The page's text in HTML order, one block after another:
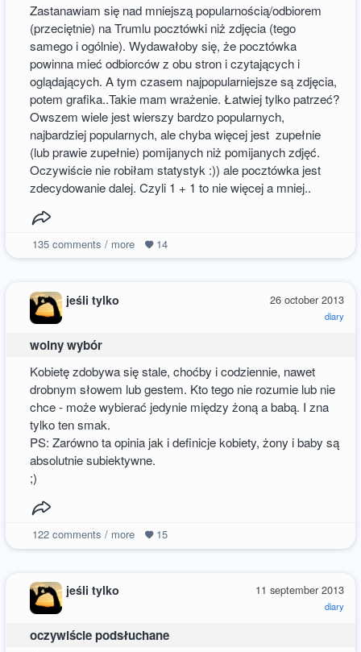
Zastanawiam się nad mniejszą popularnością/odbiorem
(przeciętnie) na Trumlu pocztówki niż zdjęcia (tego
samego i ogólnie). Wydawałoby się, że pocztówka
powinna mieć odbiorców z obu stron i czytających i
oglądających. A tym czasem najpopularniejsze są zdjęcia,
potem grafika..Takie mam wrażenie. Łatwiej tylko patrzeć?
Owszem wiele jest wierszy bardzo popularnych,
najbardziej popularnych, ale chyba więcej jest zupełnie
(lub prawie zupełnie) pomijanych niż pomijanych zdjęć.
Oczywiście nie robiłam statystyk :)) ale pocztówka jest
zdecydowanie dalej. Czyli 1 + 1 to nie więcej a mniej..
135comments / more 14
26 october 2013
diary
jeśli tylko
wolny wybór
Kobietę zdobywa się stale, choćby i codziennie, nawet
drobnym słowem lub gestem. Kto tego nie rozumie lub nie
chce - może wybierać jedynie między żoną a babą. I zna
tylko ten smak.
PS: Zarówno ta opinia jak i definicje kobiety, żony i baby są
absolutnie subiektywne.
;)
122comments / more 15
11 september 2013
diary
jeśli tylko
oczywiście podsłuchane